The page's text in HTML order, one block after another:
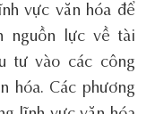
vực văn hóa để
nguồn lực về tài
tư vào các công
hóa. Các phương